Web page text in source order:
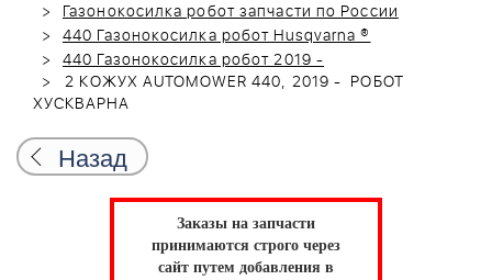
Газонокосилка робот запчасти по России
440 Газонокосилка робот Husqvarna ®
440 Газонокосилка робот 2019 -
2 КОЖУХ AUTOMOWER 440, 2019 - РОБОТ
ХУСКВАРНА
Назад
Заказы на запчасти
принимаются строго через
сайт путем добавления в